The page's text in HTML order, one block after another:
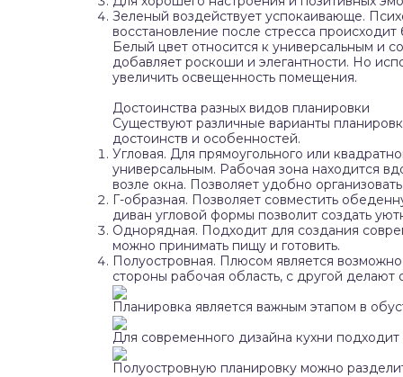
Зеленый воздействует успокаивающе.
восстановление после стресса происходит
Белый цвет относится к универсальным и
добавляет роскоши и элегантности. Но
увеличить освещенность помещения.
Достоинства разных видов планировки
Существуют различные варианты
достоинств и особенностей.
Угловая. Для прямоугольного или
универсальным. Рабочая зона находится
возле окна. Позволяет удобно
Г-образная. Позволяет совместить
диван угловой формы позволит создать
Однорядная. Подходит для создания
можно принимать пищу и готовить.
Полуостровная. Плюсом является
стороны рабочая область, с другой делают
Планировка является важным этапом в
Для современного дизайна кухни
Полуостровную планировку можно